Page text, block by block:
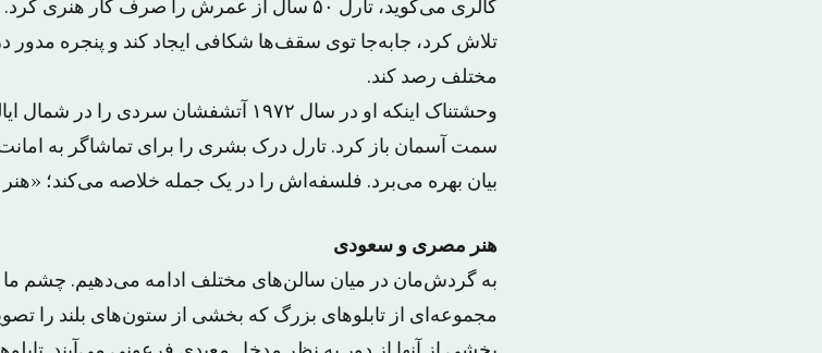
گالری می‌گوید، تارل ۵۰ سال از عمرش را صرف
تلاش کرد، جابه‌جا توی سقف‌ها شکافی ایجاد کند و پنجره مدور
مختلف رصد کند.
وحشتناک اینکه او در سال ۱۹۷۲ آتشفشان
سمت آسمان باز کرد. تارل درک بشری را برای تماشاگر به
بیان بهره می‌برد. فلسفه‌اش را در یک جمله خلاصه می‌کند؛
هنر مصری و سعودی
به گردش‌مان در میان سالن‌های مختلف ادامه می‌دهیم. چشم ما
مجموعه‌ای از تابلوهای بزرگ که بخشی از ستون‌های بلند را